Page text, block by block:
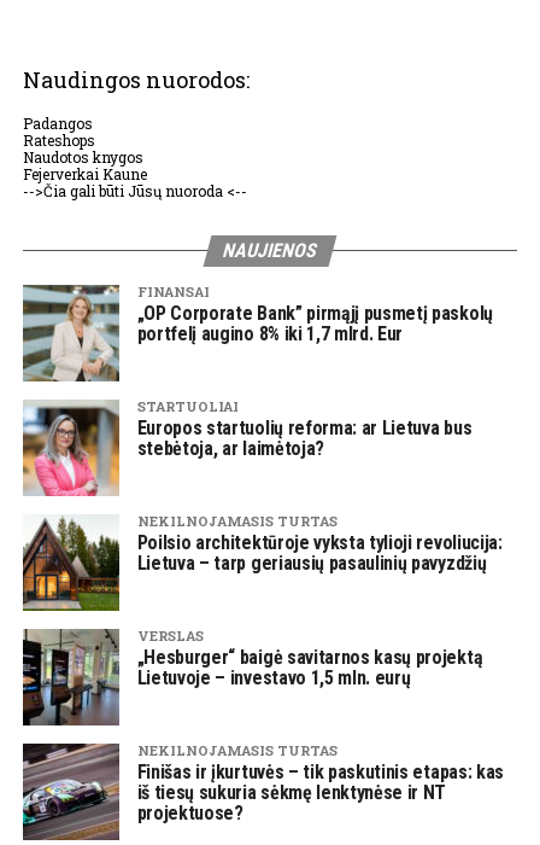
Naudingos nuorodos:
Padangos
Rateshops
Naudotos knygos
Fejerverkai Kaune
-->Čia gali būti Jūsų nuoroda <--
NAUJIENOS
FINANSAI
„OP Corporate Bank” pirmąjį pusmetį paskolų
portfelį augino 8% iki 1,7 mlrd. Eur
STARTUOLIAI
Europos startuolių reforma: ar Lietuva bus
stebėtoja, ar laimėtoja?
NEKILNOJAMASIS TURTAS
Poilsio architektūroje vyksta tylioji revoliucija:
Lietuva – tarp geriausių pasaulinių pavyzdžių
VERSLAS
„Hesburger“ baigė savitarnos kasų projektą
Lietuvoje – investavo 1,5 mln. eurų
NEKILNOJAMASIS TURTAS
Finišas ir įkurtuvės – tik paskutinis etapas: kas
iš tiesų sukuria sėkmę lenktynėse ir NT
projektuose?